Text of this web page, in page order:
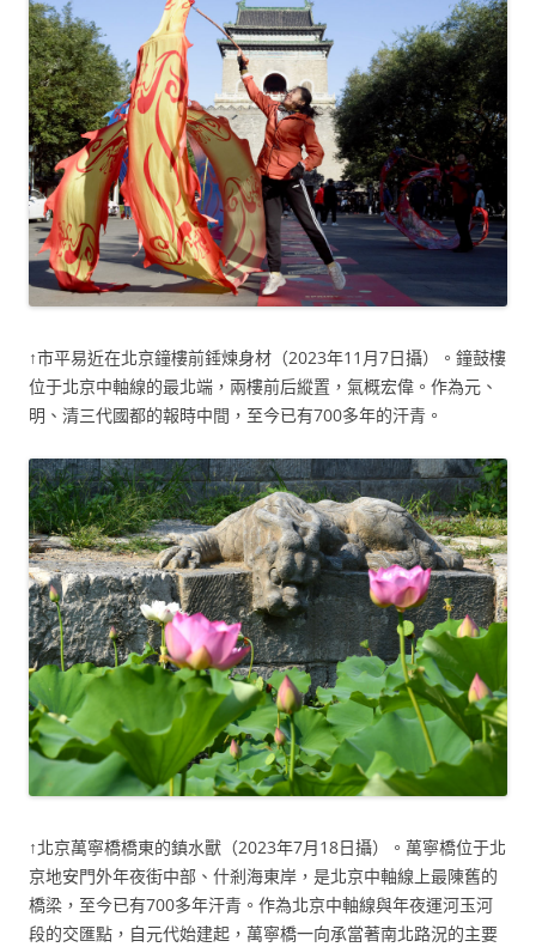
↑市平易近在北京鐘樓前錘煉身材（2023年11月7日攝）。鐘鼓樓
位于北京中軸線的最北端，兩樓前后縱置，氣概宏偉。作為元、
明、清三代國都的報時中間，至今已有700多年的汗青。
↑北京萬寧橋橋東的鎮水獸（2023年7月18日攝）。萬寧橋位于北
京地安門外年夜街中部、什剎海東岸，是北京中軸線上最陳舊的
橋梁，至今已有700多年汗青。作為北京中軸線與年夜運河玉河
段的交匯點，自元代始建起，萬寧橋一向承當著南北路況的主要